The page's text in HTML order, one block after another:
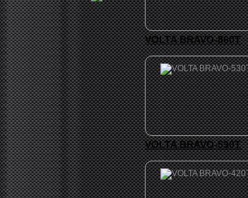
VOLTA BRAVO-860T
VOLTA BRAVO-530T